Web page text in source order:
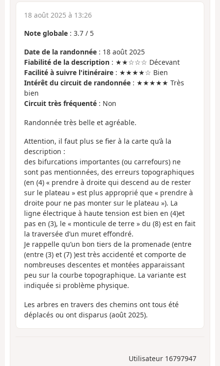
18 août 2025 à 13:26
Note globale : 3.7 / 5
Date de la randonnée : 18 août 2025
Fiabilité de la description : ★★☆☆☆ Décevant
Facilité à suivre l'itinéraire : ★★★★☆ Bien
Intérêt du circuit de randonnée : ★★★★★ Très
bien
Circuit très fréquenté : Non
Randonnée très belle et agréable.
Attention, il faut plus se fier à la carte qu’à la
description :
des bifurcations importantes (ou carrefours) ne
sont pas mentionnées, des erreurs topographiques
(en (4) « prendre à droite qui descend au de rester
sur le plateau » est plus approprié que « prendre à
droite pour ne pas monter sur le plateau »). La
ligne électrique à haute tension est bien en (4)et
pas en (3), le « monticule de terre » du (8) est en fait
la traversée d’un muret effondré.
Je rappelle qu’un bon tiers de la promenade (entre
(entre (3) et (7) )est très accidenté et comporte de
nombreuses descentes et montées apparaissant
peu sur la courbe topographique. La variante est
indiquée si problème physique.
Les arbres en travers des chemins ont tous été
déplacés ou ont disparus (août 2025).
Utilisateur 16797947